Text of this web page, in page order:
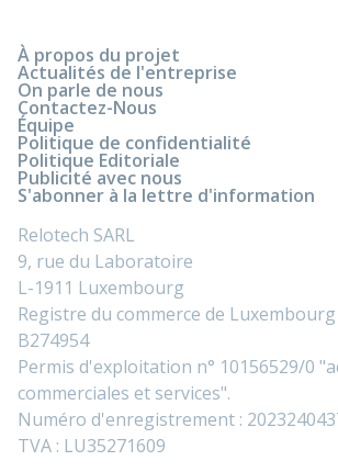
À propos du projet
Actualités de l'entreprise
On parle de nous
Contactez-Nous
Équipe
Politique de confidentialité
Politique Editoriale
Publicité avec nous
S'abonner à la lettre d'information
Relotech SARL
9, rue du Laboratoire
L-1911 Luxembourg
Registre du commerce de
B274954
Permis d'exploitation n° 10156529/0
commerciales et services".
Numéro d'enregistrement :
TVA : LU35271609